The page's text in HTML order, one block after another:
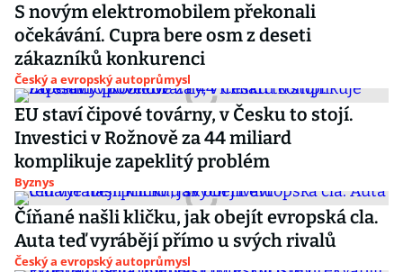
S novým elektromobilem překonali
očekávání. Cupra bere osm z deseti
zákazníků konkurenci
Český a evropský autoprůmysl
EU staví čipové továrny, v Česku to stojí.
Investici v Rožnově za 44 miliard
komplikuje zapeklitý problém
Byznys
Číňané našli kličku, jak obejít evropská cla.
Auta teď vyrábějí přímo u svých rivalů
Český a evropský autoprůmysl